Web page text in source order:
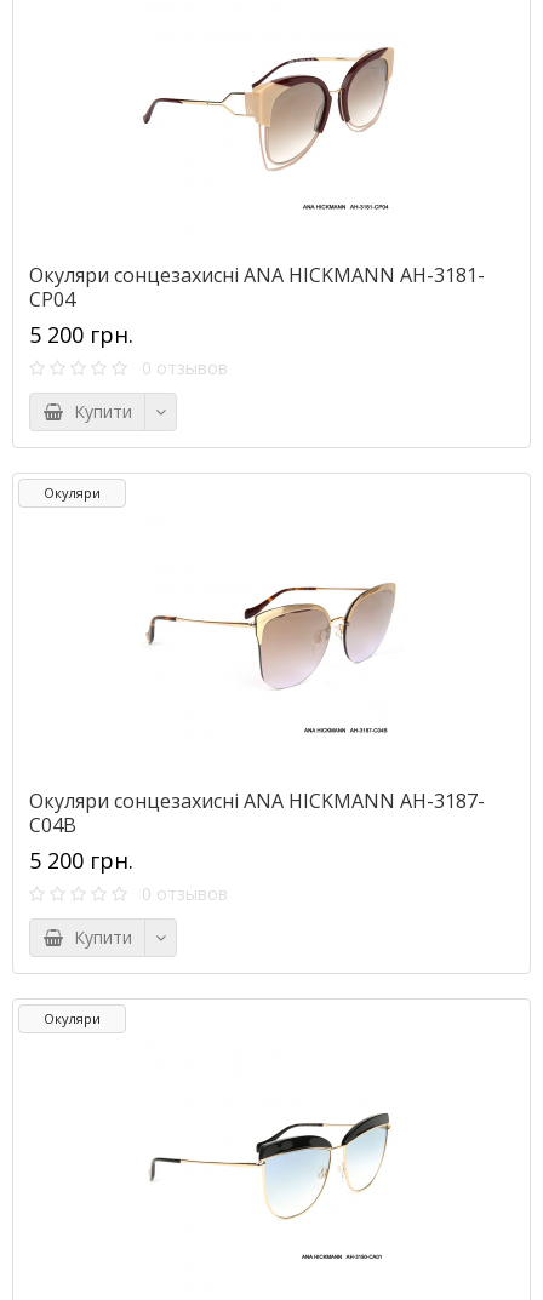
Окуляри сонцезахисні ANA HICKMANN AH-3181-
CP04
5 200 грн.
0 отзывов
Купити
Окуляри
Окуляри сонцезахисні ANA HICKMANN AH-3187-
C04B
5 200 грн.
0 отзывов
Купити
Окуляри